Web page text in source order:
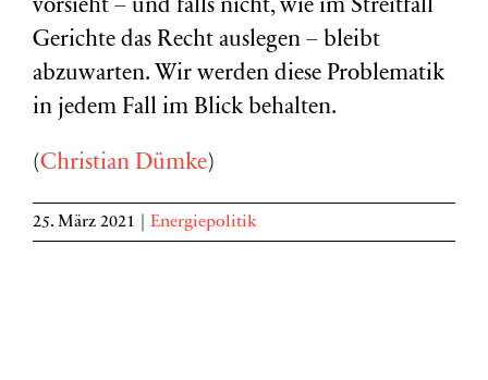
vorsieht – und falls nicht, wie im Streitfall
Gerichte das Recht auslegen – bleibt
abzuwarten. Wir werden diese Problematik
in jedem Fall im Blick behalten.
(Christian Dümke)
25. März 2021 Energiepolitik